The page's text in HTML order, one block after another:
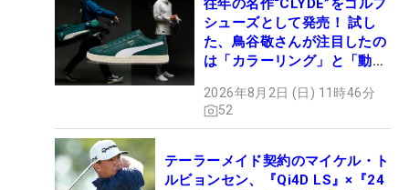
往年の名作“CLYDE”をゴルフ
シューズとして発売！ 試し
た、鳥谷敬さんが注目したの
は「カラーリング」と「動き
2026年8月2日 (日) 11時46分
52
テーラーメイド契約のマイケル・ト
ルビョンセン、『Qi4D LS』×『24